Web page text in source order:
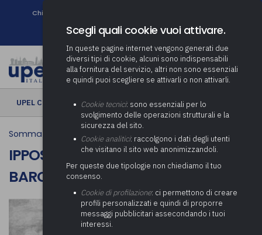
Chi siamo
Newsletter
UPEL CULTURA › Ipposidra - Ferrovia delle Barche
Somma Lombardo
IPPOSIDRA - FERROVIA DELLE
BARCHE
Scegli quali cookie vuoi attivare.
In queste pagine internet vengono generati due
diversi tipi di cookie, alcuni sono indispensabili
alla fornitura del servizio, altri non sono essenziali
e quindi puoi scegliere se attivarli o non attivarli.
Cookie tecnici: sono essenziali per lo
svolgimento delle operazioni strutturali e la
sicurezza del sito.
Cookie analitici: raccolgono i dati degli utenti
che visitano il sito web anonimizzandoli.
Per queste due tipologie non chiediamo il tuo
consenso.
Cookie di profilazione: ci permettono di creare
profili personalizzati e quindi di proporre
messaggi pubblicitari assecondando i tuoi
interessi.